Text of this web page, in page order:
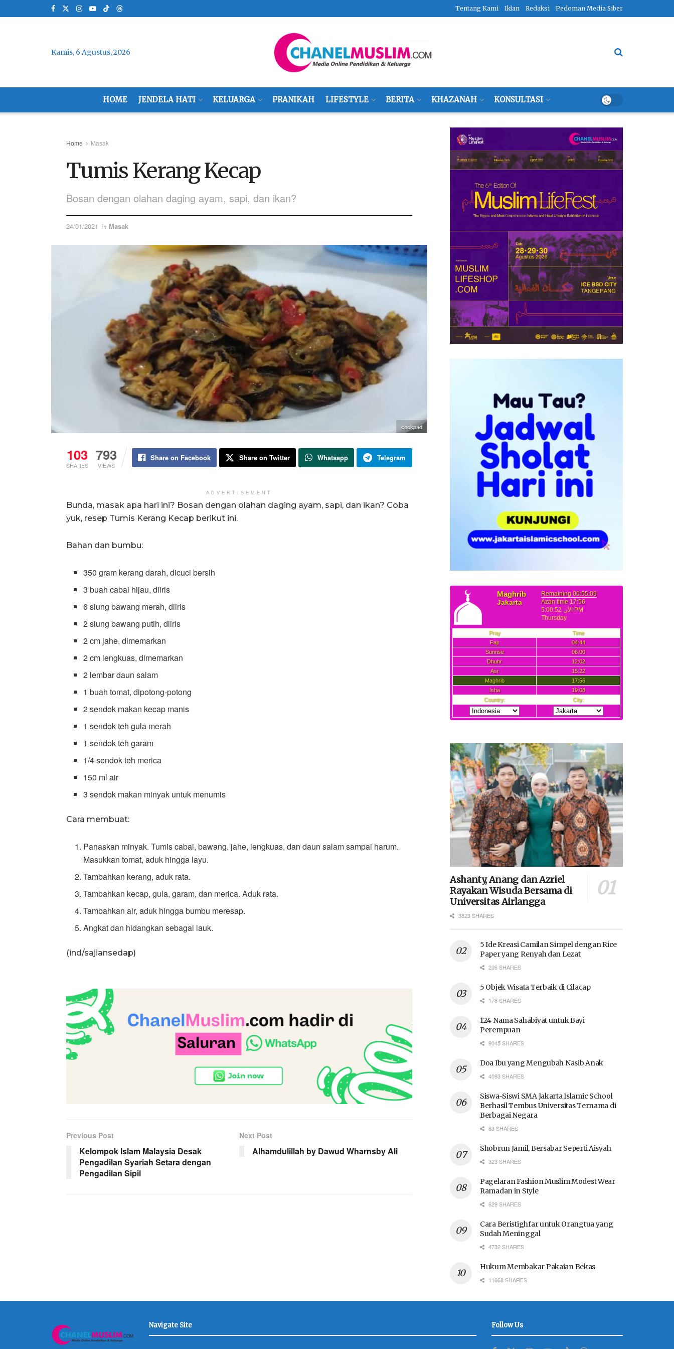
Tentang Kami Iklan Redaksi Pedoman Media Siber
Kamis, 6 Agustus, 2026
HOME JENDELA HATI KELUARGA PRANIKAH LIFESTYLE BERITA KHAZANAH KONSULTASI
Home Masak
Tumis Kerang Kecap
Bosan dengan olahan daging ayam, sapi, dan ikan?
24/01/2021 in Masak
cookpad
103
SHARES
793
VIEWS
Share on Facebook Share on Twitter Whatsapp Telegram
ADVERTISEMENT
Bunda, masak apa hari ini? Bosan dengan olahan daging ayam, sapi, dan ikan? Coba
yuk, resep Tumis Kerang Kecap berikut ini.
Bahan dan bumbu:
350 gram kerang darah, dicuci bersih
3 buah cabai hijau, diiris
6 siung bawang merah, diiris
2 siung bawang putih, diiris
2 cm jahe, dimemarkan
2 cm lengkuas, dimemarkan
2 lembar daun salam
1 buah tomat, dipotong-potong
2 sendok makan kecap manis
1 sendok teh gula merah
1 sendok teh garam
1/4 sendok teh merica
150 ml air
3 sendok makan minyak untuk menumis
Cara membuat:
Panaskan minyak. Tumis cabai, bawang, jahe, lengkuas, dan daun salam sampai harum.
Masukkan tomat, aduk hingga layu.
Tambahkan kerang, aduk rata.
Tambahkan kecap, gula, garam, dan merica. Aduk rata.
Tambahkan air, aduk hingga bumbu meresap.
Angkat dan hidangkan sebagai lauk.
(ind/sajiansedap)
Previous Post
Kelompok Islam Malaysia Desak
Pengadilan Syariah Setara dengan
Pengadilan Sipil
Next Post
Alhamdulillah by Dawud Wharnsby Ali
Ashanty, Anang dan Azriel
Rayakan Wisuda Bersama di
Universitas Airlangga
3823 SHARES
5 Ide Kreasi Camilan Simpel dengan Rice
Paper yang Renyah dan Lezat
206 SHARES
5 Objek Wisata Terbaik di Cilacap
178 SHARES
124 Nama Sahabiyat untuk Bayi
Perempuan
9045 SHARES
Doa Ibu yang Mengubah Nasib Anak
4093 SHARES
Siswa-Siswi SMA Jakarta Islamic School
Berhasil Tembus Universitas Ternama di
Berbagai Negara
83 SHARES
Shobrun Jamil, Bersabar Seperti Aisyah
323 SHARES
Pagelaran Fashion Muslim Modest Wear
Ramadan in Style
629 SHARES
Cara Beristighfar untuk Orangtua yang
Sudah Meninggal
4732 SHARES
Hukum Membakar Pakaian Bekas
11668 SHARES
Navigate Site Follow Us